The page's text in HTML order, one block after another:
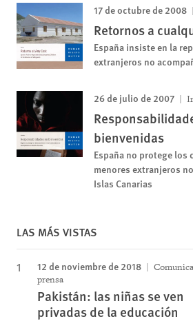
17 de octubre de 2008
Retornos a
España insiste en la
extranjeros no
26 de julio de 2007
bienvenidas
España no protege los
menores extranjeros
Islas Canarias
LAS MÁS VISTAS
12 de noviembre de 2018
prensa
Pakistán: las niñas se ven
privadas de la educación